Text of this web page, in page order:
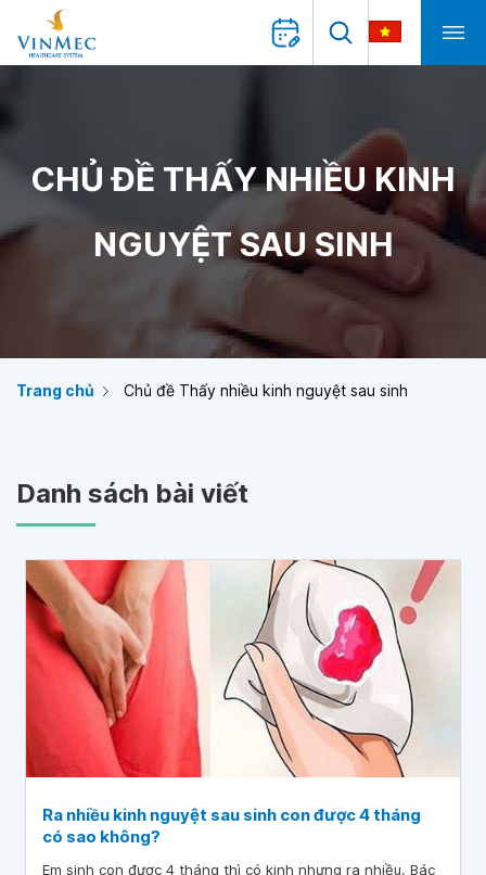
CHỦ ĐỀ THẤY NHIỀU KINH
NGUYỆT SAU SINH
Trang chủ Chủ đề Thấy nhiều kinh nguyệt sau sinh
Danh sách bài viết
Ra nhiều kinh nguyệt sau sinh con được 4 tháng
có sao không?
Em sinh con được 4 tháng thì có kinh nhưng ra nhiều. Bác